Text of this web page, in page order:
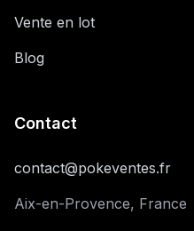
Vente en lot
Blog
Contact
contact@pokeventes.fr
Aix-en-Provence, France